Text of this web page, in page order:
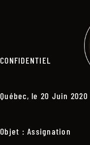
CONFIDENTIEL
Québec, le 20 Juin 2020
Objet : Assignation